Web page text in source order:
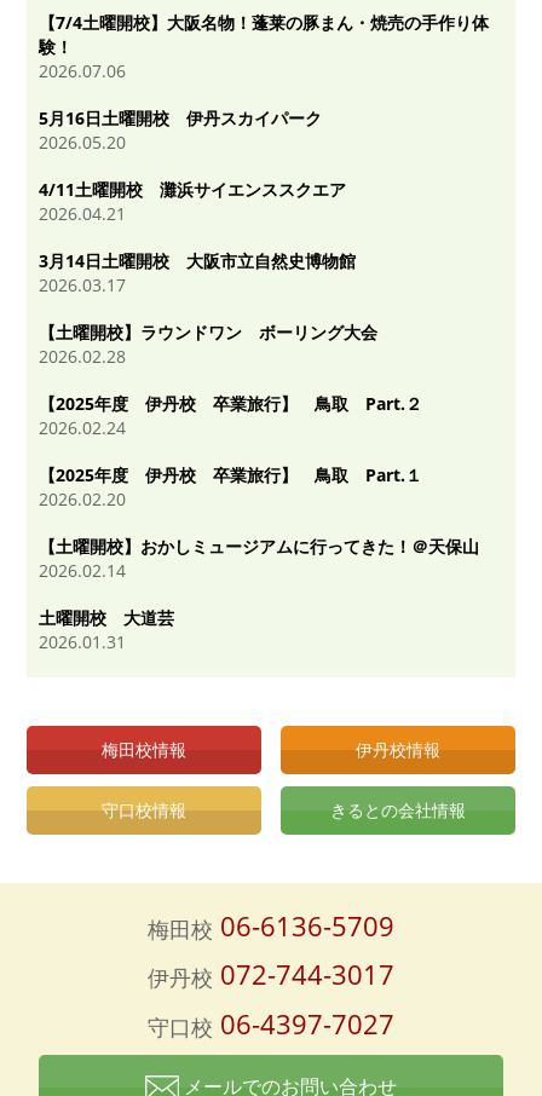
【7/4土曜開校】大阪名物！蓬莱の豚まん・焼売の手作り体
験！
2026.07.06
5月16日土曜開校 伊丹スカイパーク
2026.05.20
4/11土曜開校 灘浜サイエンススクエア
2026.04.21
3月14日土曜開校 大阪市立自然史博物館
2026.03.17
【土曜開校】ラウンドワン ボーリング大会
2026.02.28
【2025年度 伊丹校 卒業旅行】 鳥取 Part.２
2026.02.24
【2025年度 伊丹校 卒業旅行】 鳥取 Part.１
2026.02.20
【土曜開校】おかしミュージアムに行ってきた！＠天保山
2026.02.14
土曜開校 大道芸
2026.01.31
梅田校情報 伊丹校情報
守口校情報 きるとの会社情報
梅田校 06-6136-5709
伊丹校 072-744-3017
守口校 06-4397-7027
メールでのお問い合わせ